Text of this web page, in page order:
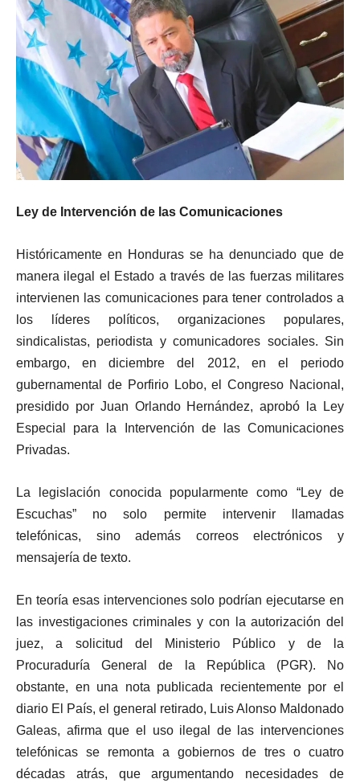
Ley de Intervención de las Comunicaciones
Históricamente en Honduras se ha denunciado que de
manera ilegal el Estado a través de las fuerzas militares
intervienen las comunicaciones para tener controlados a
los líderes políticos, organizaciones populares,
sindicalistas, periodista y comunicadores sociales. Sin
embargo, en diciembre del 2012, en el periodo
gubernamental de Porfirio Lobo, el Congreso Nacional,
presidido por Juan Orlando Hernández, aprobó la Ley
Especial para la Intervención de las Comunicaciones
Privadas.
La legislación conocida popularmente como “Ley de
Escuchas” no solo permite intervenir llamadas
telefónicas, sino además correos electrónicos y
mensajería de texto.
En teoría esas intervenciones solo podrían ejecutarse en
las investigaciones criminales y con la autorización del
juez, a solicitud del Ministerio Público y de la
Procuraduría General de la República (PGR). No
obstante, en una nota publicada recientemente por el
diario El País, el general retirado, Luis Alonso Maldonado
Galeas, afirma que el uso ilegal de las intervenciones
telefónicas se remonta a gobiernos de tres o cuatro
décadas atrás, que argumentando necesidades de